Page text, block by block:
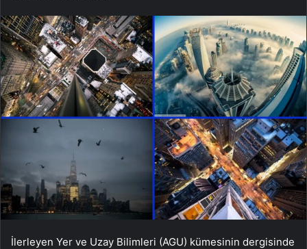
İlerleyen Yer ve Uzay Bilimleri (AGU) kümesinin dergisinde